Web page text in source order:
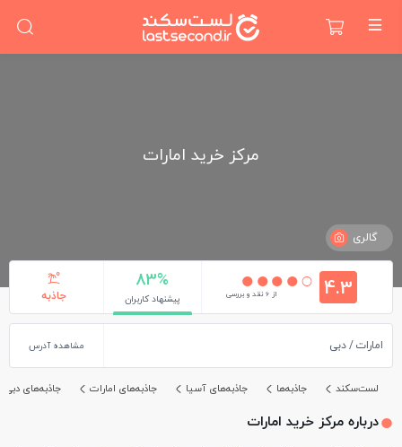
مركز خريد امارات
گالری
4.3 از 6 نقد و بررسی
83%
پیشنهاد کاربران جاذبه
امارات دبی مشاهده آدرس
لست‌سکند جاذبه‌ها جاذبه‌های آسیا جاذبه‌های امارات جاذبه‌های دبی
درباره مركز خريد امارات